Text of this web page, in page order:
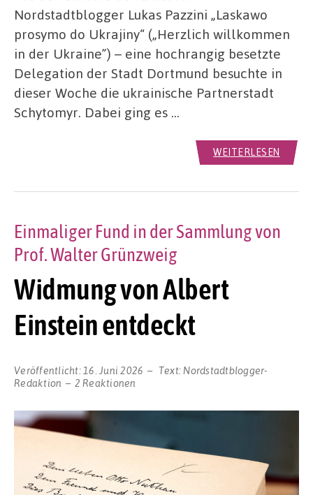
Nordstadtblogger Lukas Pazzini „Laskawo
prosymo do Ukrajiny“ („Herzlich willkommen
in der Ukraine”) – eine hochrangig besetzte
Delegation der Stadt Dortmund besuchte in
dieser Woche die ukrainische Partnerstadt
Schytomyr. Dabei ging es …
WEITERLESEN
Widmung von Albert
Einstein entdeckt
Einmaliger Fund in der Sammlung von
Prof. Walter Grünzweig
Veröffentlicht: 16. Juni 2026 Text: Nordstadtblogger-
Redaktion
2 Reaktionen